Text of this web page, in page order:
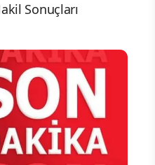
Sonuçları